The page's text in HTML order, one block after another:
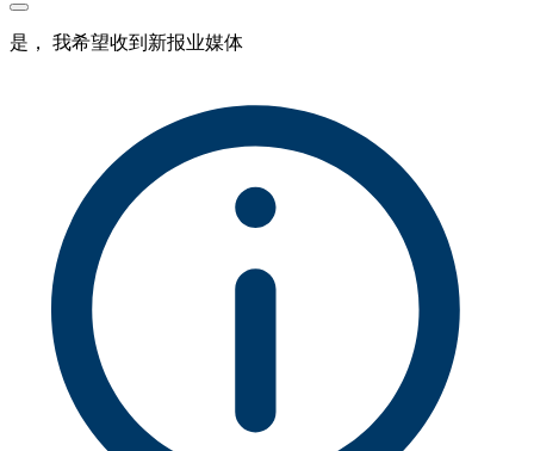
是， 我希望收到新报业媒体